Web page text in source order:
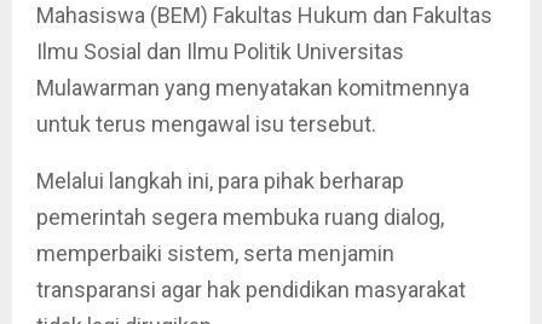
Mahasiswa (BEM) Fakultas Hukum dan Fakultas
Ilmu Sosial dan Ilmu Politik Universitas
Mulawarman yang menyatakan komitmennya
untuk terus mengawal isu tersebut.
Melalui langkah ini, para pihak berharap
pemerintah segera membuka ruang dialog,
memperbaiki sistem, serta menjamin
transparansi agar hak pendidikan masyarakat